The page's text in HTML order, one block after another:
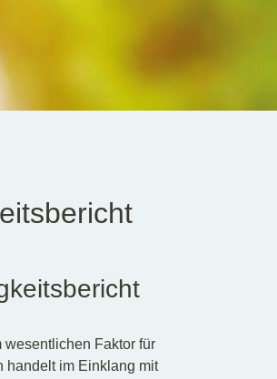
Faktor für
handelt im Einklang mit